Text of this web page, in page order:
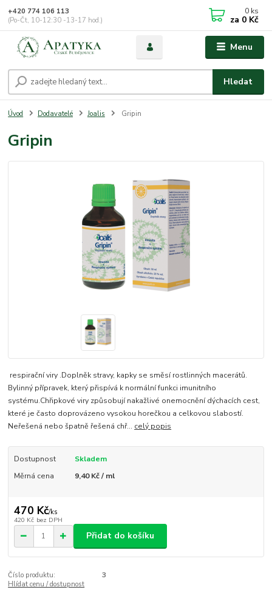
Menu
Hledat
+420 774 106 113
(Po-Čt, 10-12:30 -13-17 hod.)
0 ks
za 0 Kč
Úvod Dodavatelé Joalis Gripin
Gripin
respirační viry .Doplněk stravy, kapky se směsí rostlinných macerátů.
Bylinný přípravek, který přispívá k normální funkci imunitního
systému.Chřipkové viry způsobují nakažlivé onemocnění dýchacích cest,
které je často doprovázeno vysokou horečkou a celkovou slabostí.
Neřešená nebo špatně řešená chř... celý popis
Dostupnost
Skladem
Měrná cena
9,40 Kč / ml
470 Kč/ks
420 Kč bez DPH
Přidat do košíku
Číslo produktu:
3
Hlídat cenu / dostupnost